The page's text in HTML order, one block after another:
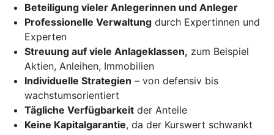
Beteiligung vieler Anlegerinnen und Anleger
Professionelle Verwaltung durch Expertinnen und
Experten
Streuung auf viele Anlageklassen, zum Beispiel
Aktien, Anleihen, Immobilien
Individuelle Strategien – von defensiv bis
wachstumsorientiert
Tägliche Verfügbarkeit der Anteile
Keine Kapitalgarantie, da der Kurswert schwankt